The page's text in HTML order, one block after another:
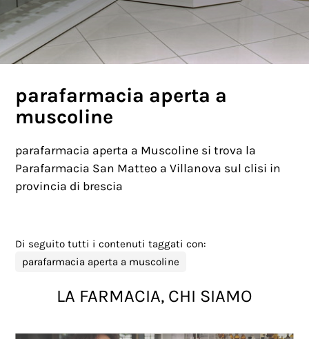
parafarmacia aperta a
muscoline
parafarmacia aperta a Muscoline si trova la
Parafarmacia San Matteo a Villanova sul clisi in
provincia di brescia
Di seguito tutti i contenuti taggati con:
parafarmacia aperta a muscoline
LA FARMACIA, CHI SIAMO